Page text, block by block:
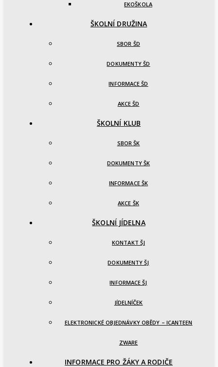
EKOŠKOLA
ŠKOLNÍ DRUŽINA
SBOR ŠD
DOKUMENTY ŠD
INFORMACE ŠD
AKCE ŠD
ŠKOLNÍ KLUB
SBOR ŠK
DOKUMENTY ŠK
INFORMACE ŠK
AKCE ŠK
ŠKOLNÍ JÍDELNA
KONTAKT ŠJ
DOKUMENTY ŠJ
INFORMACE ŠJ
JÍDELNÍČEK
ELEKTRONICKÉ OBJEDNÁVKY OBĚDY – ICANTEEN
ZWARE
INFORMACE PRO ŽÁKY A RODIČE